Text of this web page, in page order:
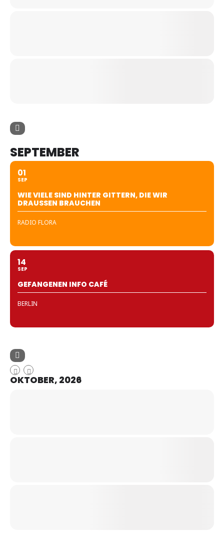
SEPTEMBER
01
SEP
WIE VIELE SIND HINTER GITTERN, DIE WIR
DRAUSSEN BRAUCHEN
RADIO FLORA
14
SEP
GEFANGENEN INFO CAFÉ
BERLIN
OKTOBER, 2026